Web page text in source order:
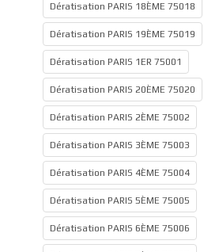
Dératisation PARIS 18ÈME 75018
Dératisation PARIS 19ÈME 75019
Dératisation PARIS 1ER 75001
Dératisation PARIS 20ÈME 75020
Dératisation PARIS 2ÈME 75002
Dératisation PARIS 3ÈME 75003
Dératisation PARIS 4ÈME 75004
Dératisation PARIS 5ÈME 75005
Dératisation PARIS 6ÈME 75006